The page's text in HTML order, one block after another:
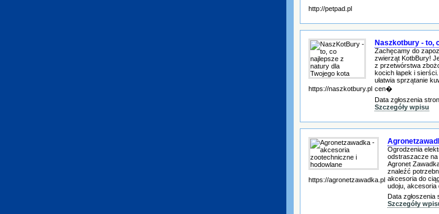
http://petpad.pl
https://naszkotbury.pl
Naszkotbury - to,
Zachęcamy do
zwierząt KotbBury!
z przetwórstwa
kocich łapek i
ułatwia sprzątanie
cen�
Data zgłoszenia
Szczegóły wpisu
https://agronetzawadka.pl
Ogrodzenia
odstraszacze na
Agronet
znaleźć
akcesoria do
udoju, akcesoria
Data zgłoszenia
Szczegóły